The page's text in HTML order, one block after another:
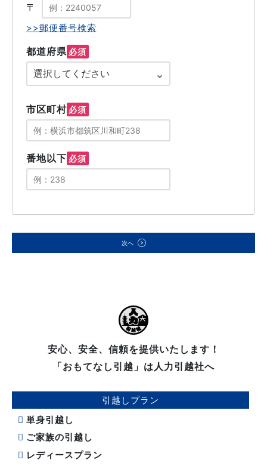
〒
>>郵便番号検索
都道府県 必須
市区町村 必須
番地以下 必須
次へ
安心、安全、信頼を提供いたします！
「おもてなし引越」は人力引越社へ
引越しプラン
単身引越し
ご家族の引越し
レディースプラン